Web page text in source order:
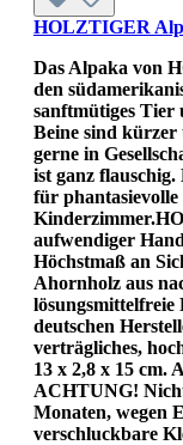
HOLZTIGER
Das Alpaka von
den
sanftmütiges Tier
Beine sind kürzer
gerne in
ist ganz
für phantasievolle
aufwendiger
Höchstmaß an
Ahornholz aus
lösungsmittelfreie
deutschen
verträgliches,
13 x 2,8 x 15 cm.
ACHTUNG!
Monaten, wegen
verschluckbare